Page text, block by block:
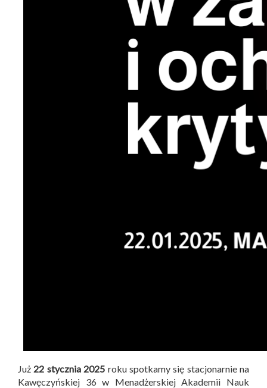
Już 22 stycznia 2025 roku spotkamy się stacjonarnie na
Kawęczyńskiej 36 w Menadżerskiej Akademii Nauk